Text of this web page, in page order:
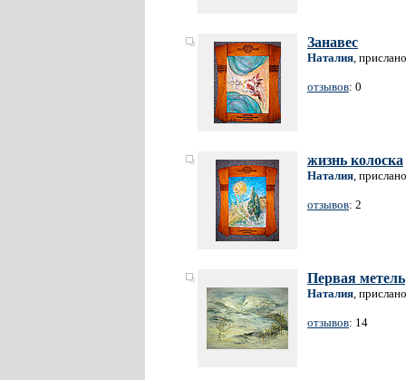
Занавес
Наталия,
отзывов: 0
жизнь колоска
Наталия,
отзывов: 2
Первая метель
Наталия,
отзывов: 14